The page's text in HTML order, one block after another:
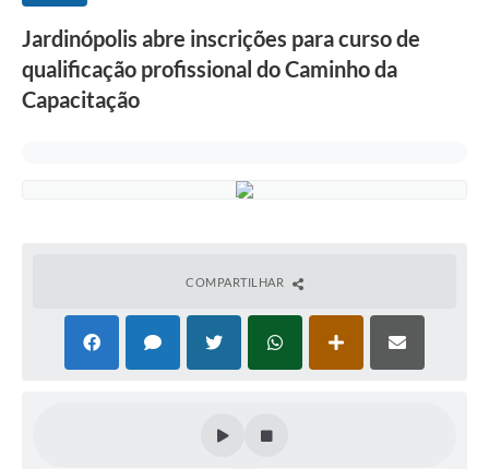
Jardinópolis abre inscrições para curso de
qualificação profissional do Caminho da
Capacitação
COMPARTILHAR